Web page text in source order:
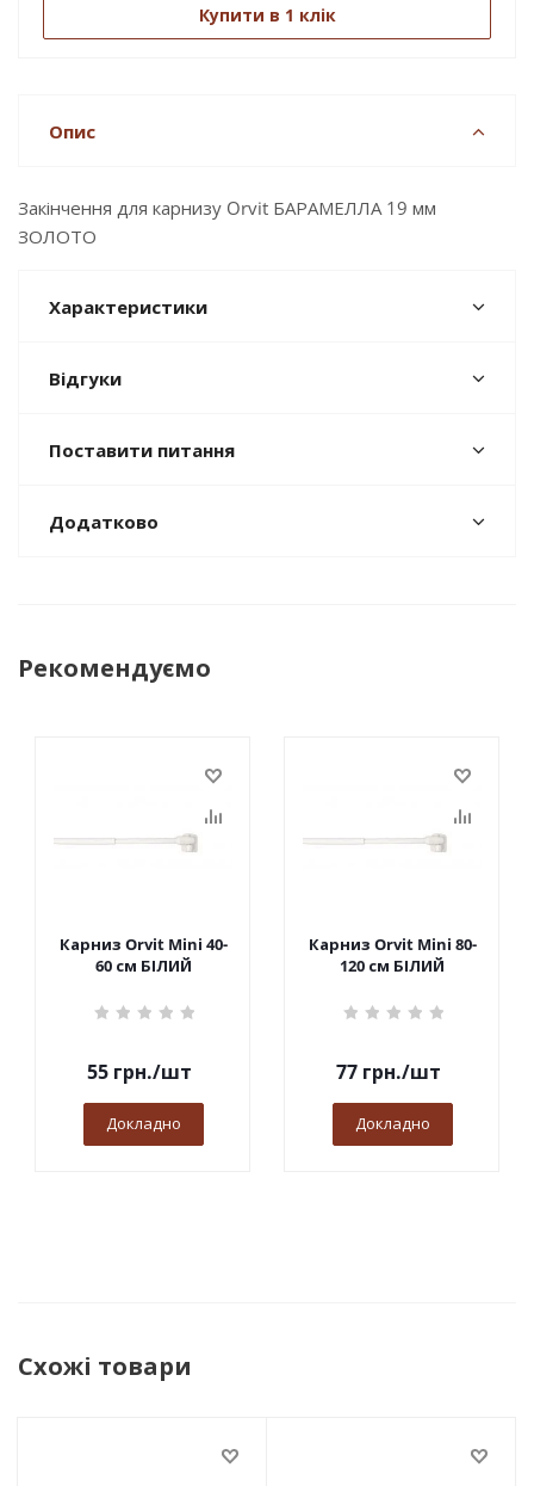
Купити в 1 клік
Опис
Закінчення для карнизу Orvit БАРАМЕЛЛА 19 мм
ЗОЛОТО
Характеристики
Відгуки
Поставити питання
Додатково
Рекомендуємо
Карниз Orvit Mini 40-
60 см БІЛИЙ
55грн./шт
Докладно
Карниз Orvit Mini 80-
120 см БІЛИЙ
77грн./шт
Докладно
Схожі товари